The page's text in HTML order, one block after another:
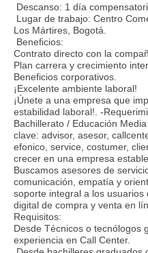
Descanso: 1 día
Lugar de trabajo: Centro
Los Mártires, Bogotá.
Beneficios:
Contrato directo con la
Plan carrera y crecimiento
Beneficios corporativos.
¡Excelente ambiente laboral!
¡Únete a una empresa que
estabilidad laboral!. -
Bachillerato / Educación
clave: advisor, asesor,
efonico, service, costumer,
crecer en una empresa
Buscamos asesores de
comunicación, empatía y
soporte integral a los
digital de compra y venta en
Requisitos:
Desde Técnicos o tecnólogos
experiencia en Call Center.